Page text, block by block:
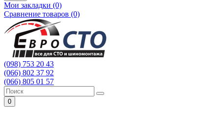
Мои закладки (0)
Сравнение товаров (0)
(098) 753 20 43
(066) 802 37 92
(066) 805 01 57
0